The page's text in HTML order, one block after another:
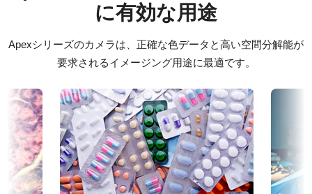
カラー／モノクロ
可視光
規格
0.8 MP
規格 横x縦
1024 x 768 px
データシート - CV-M9CL
ソフトウェア
証明書類
CE Certificate – CV-M9CL
その他
固定用 M3スクリューネジ付属
JAIカメラ専用 ACアダプタ VA-
055シリーズ
JAIカメラ専用 ACアダプタ VA-055シリーズ
*出力コネクタの形状によって型番が変わります。
に有効な用途
Apexシリーズのカメラは、正確な色データと高い空間分解能が
要求されるイメージング用途に最適です。